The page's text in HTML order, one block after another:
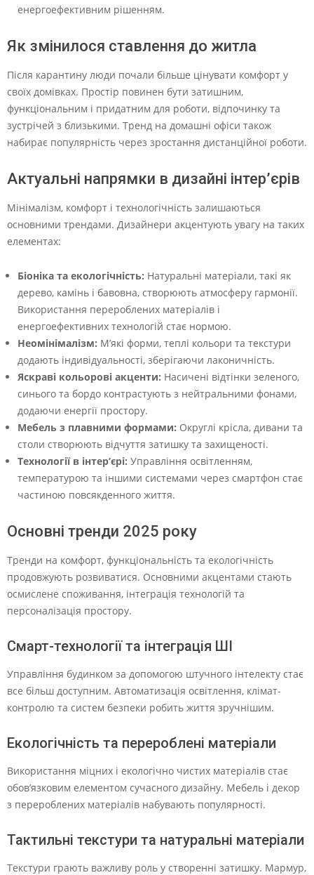
енергоефективним рішенням.
Як змінилося ставлення до житла
Після карантину люди почали більше цінувати комфорт у
своїх домівках. Простір повинен бути затишним,
функціональним і придатним для роботи, відпочинку та
зустрічей з близькими. Тренд на домашні офіси також
набирає популярність через зростання дистанційної роботи.
Актуальні напрямки в дизайні інтер’єрів
Мінімалізм, комфорт і технологічність залишаються
основними трендами. Дизайнери акцентують увагу на таких
елементах:
Біоніка та екологічність: Натуральні матеріали, такі як
дерево, камінь і бавовна, створюють атмосферу гармонії.
Використання перероблених матеріалів і
енергоефективних технологій стає нормою.
Неомінімалізм: М’які форми, теплі кольори та текстури
додають індивідуальності, зберігаючи лаконичність.
Яскраві кольорові акценти: Насичені відтінки зеленого,
синього та бордо контрастують з нейтральними фонами,
додаючи енергії простору.
Мебель з плавними формами: Округлі крісла, дивани та
столи створюють відчуття затишку та захищеності.
Технології в інтер’єрі: Управління освітленням,
температурою та іншими системами через смартфон стає
частиною повсякденного життя.
Основні тренди 2025 року
Тренди на комфорт, функціональність та екологічність
продовжують розвиватися. Основними акцентами стають
осмислене споживання, інтеграція технологій та
персоналізація простору.
Смарт-технології та інтеграція ШІ
Управління будинком за допомогою штучного інтелекту стає
все більш доступним. Автоматизація освітлення, клімат-
контролю та систем безпеки робить життя зручнішим.
Екологічність та перероблені матеріали
Використання міцних і екологічно чистих матеріалів стає
обов’язковим елементом сучасного дизайну. Мебель і декор
з перероблених матеріалів набувають популярності.
Тактильні текстури та натуральні матеріали
Текстури грають важливу роль у створенні затишку. Мармур,